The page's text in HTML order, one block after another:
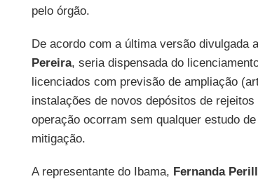
pelo órgão.
De acordo com a última versão divulgada
Pereira, seria dispensada do
licenciados com previsão de ampliação
instalações de novos depósitos de
operação ocorram sem qualquer estudo
mitigação.
A representante do Ibama, Fernanda